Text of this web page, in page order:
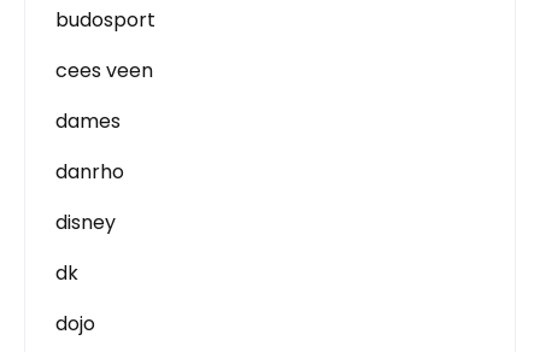
budosport
cees veen
dames
danrho
disney
dk
dojo